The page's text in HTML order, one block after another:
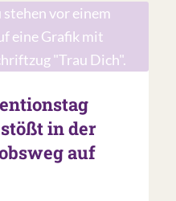
in der
auf